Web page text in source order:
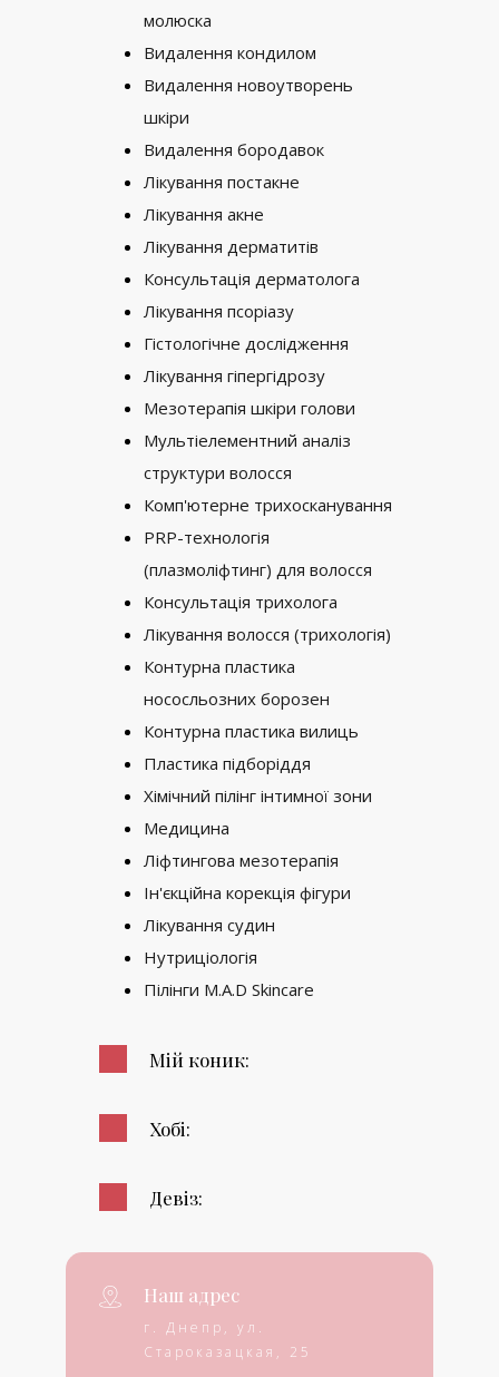
молюска
Видалення кондилом
Видалення новоутворень
шкіри
Видалення бородавок
Лікування постакне
Лікування акне
Лікування дерматитів
Консультація дерматолога
Лікування псоріазу
Гістологічне дослідження
Лікування гіпергідрозу
Мезотерапія шкіри голови
Мультіелементний аналіз
структури волосся
Комп'ютерне трихосканування
PRP-технологія
(плазмоліфтинг) для волосся
Консультація трихолога
Лікування волосся (трихологія)
Контурна пластика
нососльозних борозен
Контурна пластика вилиць
Пластика підборіддя
Хімічний пілінг інтимної зони
Медицина
Ліфтингова мезотерапія
Ін'єкційна корекція фігури
Лікування судин
Нутриціологія
Пілінги M.A.D Skincare
Мій коник:
Хобі:
Девіз:
Наш адрес
г. Днепр, ул.
Староказацкая, 25